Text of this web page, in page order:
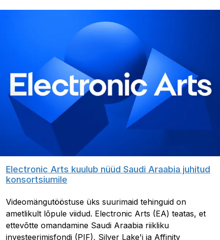
Electronic Arts kuulub nüüd Saudi Araabia juhitud
konsortsiumile
Videomängutööstuse üks suurimaid tehinguid on
ametlikult lõpule viidud. Electronic Arts (EA) teatas, et
ettevõtte omandamine Saudi Araabia riikliku
investeerimisfondi (PIF), Silver Lake'i ja Affinity